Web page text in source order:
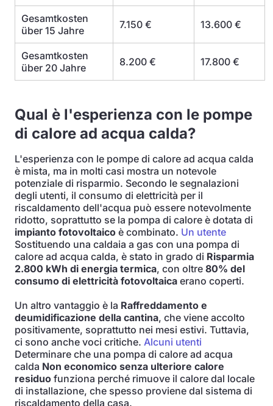
Gesamtkosten
über 15 Jahre
7.150 € 13.600 €
Gesamtkosten
über 20 Jahre
8.200 € 17.800 €
Qual è l'esperienza con le pompe
di calore ad acqua calda?
L'esperienza con le pompe di calore ad acqua calda
è mista, ma in molti casi mostra un notevole
potenziale di risparmio. Secondo le segnalazioni
degli utenti, il consumo di elettricità per il
riscaldamento dell'acqua può essere notevolmente
ridotto, soprattutto se la pompa di calore è dotata di
impianto fotovoltaico è combinato. Un utente
Sostituendo una caldaia a gas con una pompa di
calore ad acqua calda, è stato in grado di Risparmia
2.800 kWh di energia termica, con oltre 80% del
consumo di elettricità fotovoltaica erano coperti.
Un altro vantaggio è la Raffreddamento e
deumidificazione della cantina, che viene accolto
positivamente, soprattutto nei mesi estivi. Tuttavia,
ci sono anche voci critiche. Alcuni utenti
Determinare che una pompa di calore ad acqua
calda Non economico senza ulteriore calore
residuo funziona perché rimuove il calore dal locale
di installazione, che spesso proviene dal sistema di
riscaldamento della casa.